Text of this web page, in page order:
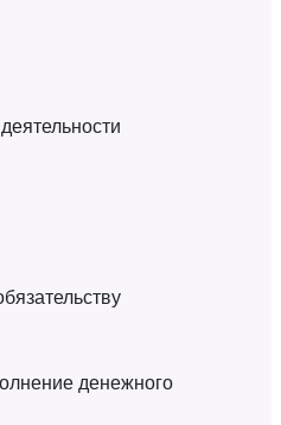
денежного